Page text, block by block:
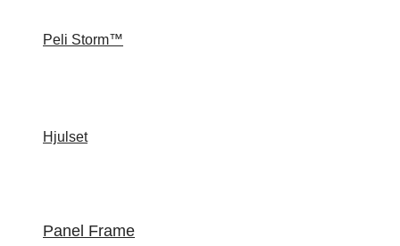
Peli Storm™
Hjulset
Panel Frame